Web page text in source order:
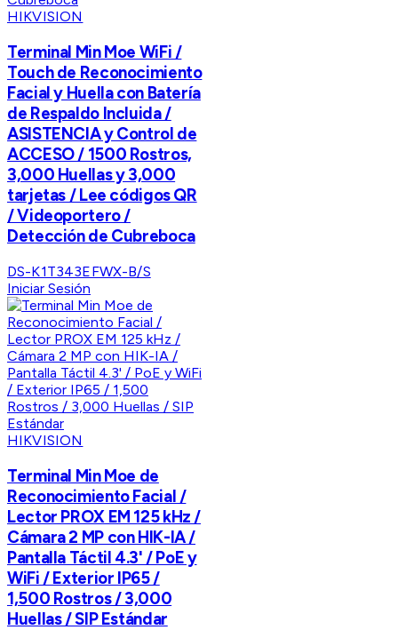
HIKVISION
Terminal Min Moe WiFi /
Touch de Reconocimiento
Facial y Huella con Batería
de Respaldo Incluida /
ASISTENCIA y Control de
ACCESO / 1500 Rostros,
3,000 Huellas y 3,000
tarjetas / Lee códigos QR
/ Videoportero /
Detección de Cubreboca
DS-K1T343EFWX-B/S
Iniciar Sesión
HIKVISION
Terminal Min Moe de
Reconocimiento Facial /
Lector PROX EM 125 kHz /
Cámara 2 MP con HIK-IA /
Pantalla Táctil 4.3' / PoE y
WiFi / Exterior IP65 /
1,500 Rostros / 3,000
Huellas / SIP Estándar